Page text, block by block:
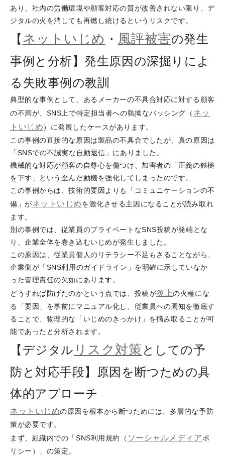
あり、社内の労働環境や顧客対応の質が改善されない限り、デ
ジタルの火を消しても再燃し続けるというリスクです。
【 ネットいじめ ・ 風評被害の発生
事例と分析】発生原因の深掘りによ
る失敗事例の教訓
典型的な事例として、あるメーカーの不具合対応に対する顧客
の不満が、SNS上で特定担当者への執拗なバッシング（ ネッ
トいじめ）に発展したケースがあります。
この事例の直接的な原因は製品の不具合でしたが、真の原因は
「SNSでの不誠実な自動返信」にありました。
機械的な対応が顧客の自尊心を傷つけ、加害者の「正義の鉄槌
を下す」という歪んだ動機を強化してしまったのです。
この事例からは、技術的要因よりも「コミュニケーションの不
備」がネットいじめを激化させる主因になることが読み取れ
ます。
別の事例では、従業員のプライベートなSNS投稿が発端とな
り、企業全体を巻き込むいじめが発生しました。
この原因は、従業員個人のリテラシー不足もさることながら、
企業側が「SNS利用のガイドライン」を明確に示していなか
った管理責任の欠如にあります。
どうすれば防げたのかという点では、投稿が炎上の火種にな
る「要因」を事前にマニュアル化し、従業員への周知を徹底す
ることで、物理的な「いじめのきっかけ」を摘み取ることが可
能であったと分析されます。
【デジタル リスク対策 としての予
防と対応手段】原因を断つための具
体的アプローチ
ネットいじめの原因を根本から断つためには、多層的な予防
策が必要です。
まず、組織内での「SNS利用規約（ ソーシャルメディアポ
リシー）」の策定。